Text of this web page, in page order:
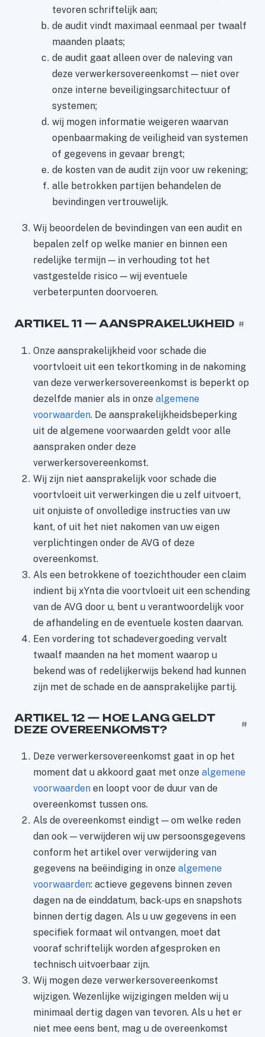
tevoren schriftelijk aan;
de audit vindt maximaal eenmaal per twaalf
maanden plaats;
de audit gaat alleen over de naleving van
deze verwerkersovereenkomst — niet over
onze interne beveiligingsarchitectuur of
systemen;
wij mogen informatie weigeren waarvan
openbaarmaking de veiligheid van systemen
of gegevens in gevaar brengt;
de kosten van de audit zijn voor uw rekening;
alle betrokken partijen behandelen de
bevindingen vertrouwelijk.
Wij beoordelen de bevindingen van een audit en
bepalen zelf op welke manier en binnen een
redelijke termijn — in verhouding tot het
vastgestelde risico — wij eventuele
verbeterpunten doorvoeren.
ARTIKEL 11 — AANSPRAKELIJKHEID #
Onze aansprakelijkheid voor schade die
voortvloeit uit een tekortkoming in de nakoming
van deze verwerkersovereenkomst is beperkt op
dezelfde manier als in onze algemene
voorwaarden. De aansprakelijkheidsbeperking
uit de algemene voorwaarden geldt voor alle
aanspraken onder deze
verwerkersovereenkomst.
Wij zijn niet aansprakelijk voor schade die
voortvloeit uit verwerkingen die u zelf uitvoert,
uit onjuiste of onvolledige instructies van uw
kant, of uit het niet nakomen van uw eigen
verplichtingen onder de AVG of deze
overeenkomst.
Als een betrokkene of toezichthouder een claim
indient bij xYnta die voortvloeit uit een schending
van de AVG door u, bent u verantwoordelijk voor
de afhandeling en de eventuele kosten daarvan.
Een vordering tot schadevergoeding vervalt
twaalf maanden na het moment waarop u
bekend was of redelijkerwijs bekend had kunnen
zijn met de schade en de aansprakelijke partij.
ARTIKEL 12 — HOE LANG GELDT
DEZE OVEREENKOMST?
#
Deze verwerkersovereenkomst gaat in op het
moment dat u akkoord gaat met onze algemene
voorwaarden en loopt voor de duur van de
overeenkomst tussen ons.
Als de overeenkomst eindigt — om welke reden
dan ook — verwijderen wij uw persoonsgegevens
conform het artikel over verwijdering van
gegevens na beëindiging in onze algemene
voorwaarden: actieve gegevens binnen zeven
dagen na de einddatum, back-ups en snapshots
binnen dertig dagen. Als u uw gegevens in een
specifiek formaat wil ontvangen, moet dat
vooraf schriftelijk worden afgesproken en
technisch uitvoerbaar zijn.
Wij mogen deze verwerkersovereenkomst
wijzigen. Wezenlijke wijzigingen melden wij u
minimaal dertig dagen van tevoren. Als u het er
niet mee eens bent, mag u de overeenkomst